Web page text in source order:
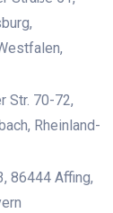
Str. 70-72,
Rheinland-
86444 Affing,